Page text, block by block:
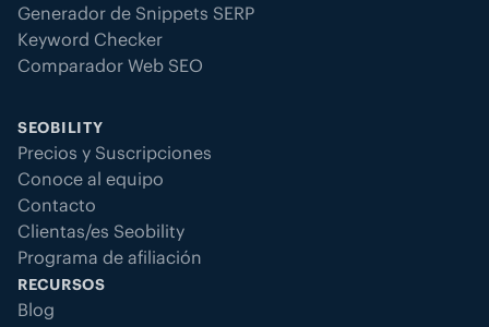
Generador de Snippets SERP
Keyword Checker
Comparador Web SEO
SEOBILITY
Precios y Suscripciones
Conoce al equipo
Contacto
Clientas/es Seobility
Programa de afiliación
RECURSOS
Blog